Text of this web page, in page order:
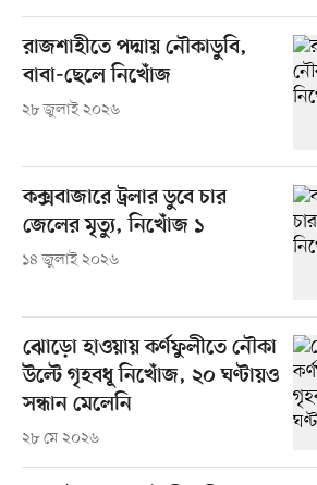
রাজশাহীতে পদ্মায় নৌকাডুবি,
বাবা-ছেলে নিখোঁজ
২৮ জুলাই ২০২৬
কক্সবাজারে ট্রলার ডুবে চার
জেলের মৃত্যু, নিখোঁজ ১
১৪ জুলাই ২০২৬
ঝোড়ো হাওয়ায় কর্ণফুলীতে নৌকা
উল্টে গৃহবধূ নিখোঁজ, ২০ ঘণ্টায়ও
সন্ধান মেলেনি
২৮ মে ২০২৬